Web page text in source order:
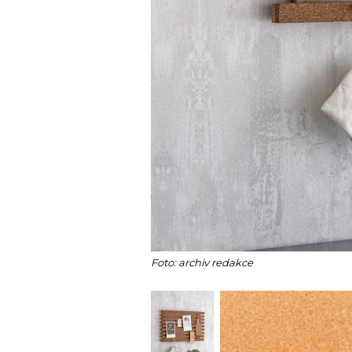
Foto: archiv redakce